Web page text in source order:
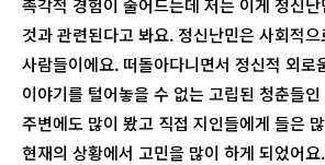
촉각적 경험이 줄어드는데 저는 이게 정신
것과 관련된다고 봐요. 정신난민은 사회적으
사람들이에요. 떠돌아다니면서 정신적 외로
이야기를 털어놓을 수 없는 고립된 청춘들
주변에도 많이 봤고 직접 지인들에게 들은
현재의 상황에서 고민을 많이 하게 되었어